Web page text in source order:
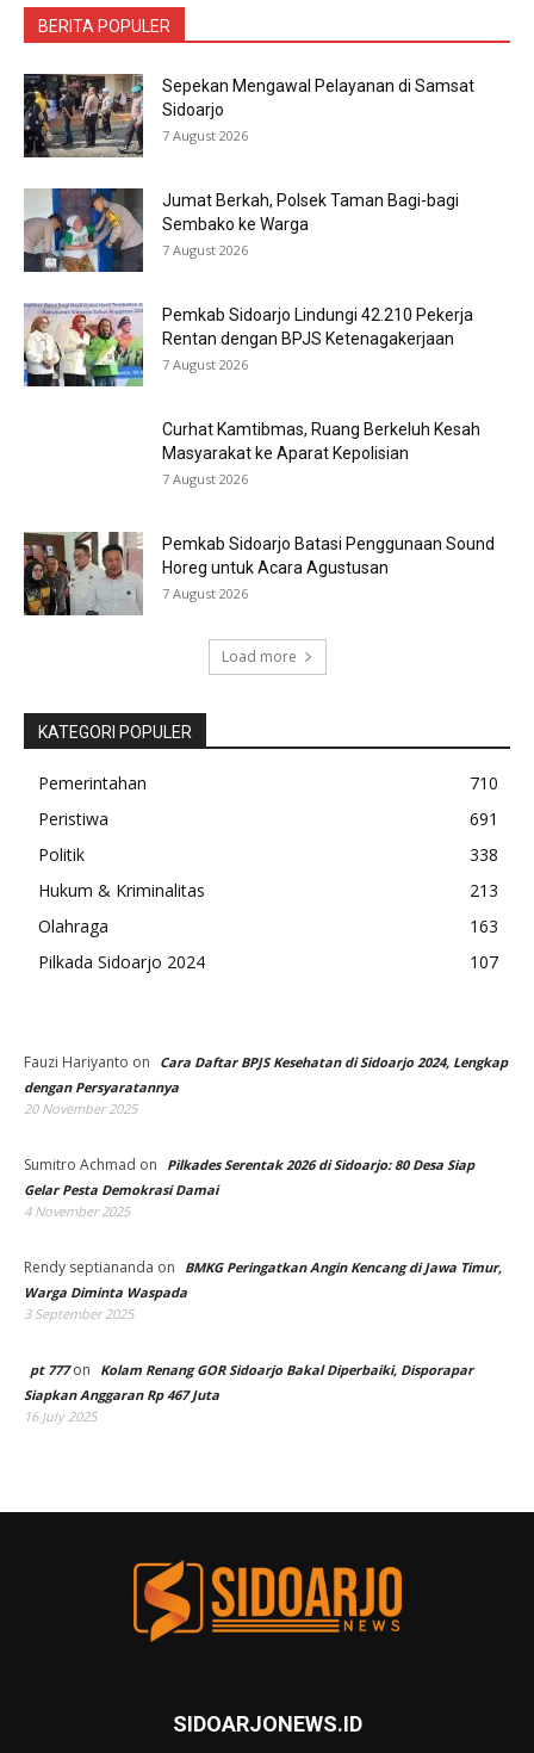
BERITA POPULER
Sepekan Mengawal Pelayanan di Samsat
Sidoarjo
7 August 2026
Jumat Berkah, Polsek Taman Bagi-bagi
Sembako ke Warga
7 August 2026
Pemkab Sidoarjo Lindungi 42.210 Pekerja
Rentan dengan BPJS Ketenagakerjaan
7 August 2026
Curhat Kamtibmas, Ruang Berkeluh Kesah
Masyarakat ke Aparat Kepolisian
7 August 2026
Pemkab Sidoarjo Batasi Penggunaan Sound
Horeg untuk Acara Agustusan
7 August 2026
Load more
KATEGORI POPULER
Pemerintahan
710
Peristiwa
691
Politik
338
Hukum & Kriminalitas
213
Olahraga
163
Pilkada Sidoarjo 2024
107
Fauzi Hariyanto on
Cara Daftar BPJS Kesehatan di Sidoarjo 2024, Lengkap
dengan Persyaratannya
20 November 2025
Sumitro Achmad on
Pilkades Serentak 2026 di Sidoarjo: 80 Desa Siap
Gelar Pesta Demokrasi Damai
4 November 2025
Rendy septiananda on
BMKG Peringatkan Angin Kencang di Jawa Timur,
Warga Diminta Waspada
3 September 2025
pt 777on
Kolam Renang GOR Sidoarjo Bakal Diperbaiki, Disporapar
Siapkan Anggaran Rp 467 Juta
16 July 2025
SIDOARJONEWS.ID